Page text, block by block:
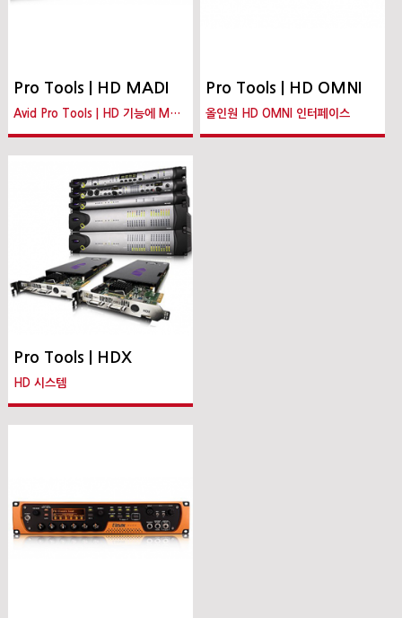
Pro Tools | HD MADI
Avid Pro Tools | HD 기능에 MADI를 장착
Pro Tools | HD OMNI
올인원 HD OMNI 인터페이스
Pro Tools | HDX
HD 시스템